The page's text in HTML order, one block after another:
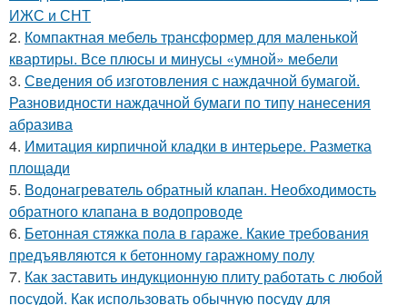
ИЖС и СНТ
2. Компактная мебель трансформер для маленькой
квартиры. Все плюсы и минусы «умной» мебели
3. Сведения об изготовления с наждачной бумагой.
Разновидности наждачной бумаги по типу нанесения
абразива
4. Имитация кирпичной кладки в интерьере. Разметка
площади
5. Водонагреватель обратный клапан. Необходимость
обратного клапана в водопроводе
6. Бетонная стяжка пола в гараже. Какие требования
предъявляются к бетонному гаражному полу
7. Как заставить индукционную плиту работать с любой
посудой. Как использовать обычную посуду для